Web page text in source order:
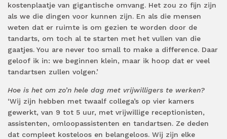
kostenplaatje van gigantische omvang. Het zou zo fijn zijn
als we die dingen voor kunnen zijn. En als die mensen
weten dat er ruimte is om gezien te worden door de
tandarts, om toch al te starten met het vullen van die
gaatjes. You are never too small to make a difference. Daar
geloof ik in: we beginnen klein, maar ik hoop dat er veel
tandartsen zullen volgen.’
Hoe is het om zo’n hele dag met vrijwilligers te werken?
‘Wij zijn hebben met twaalf collega’s op vier kamers
gewerkt, van 9 tot 5 uur, met vrijwillige receptionisten,
assistenten, omloopassistenten en tandartsen. Ze deden
dat compleet kosteloos en belangeloos. Wij zijn elke